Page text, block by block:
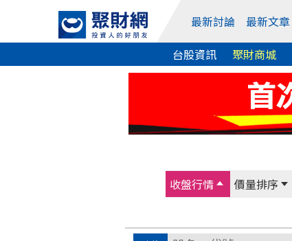
最新討論 最新文章
台股資訊
聚財商城
收盤行情 價量排序